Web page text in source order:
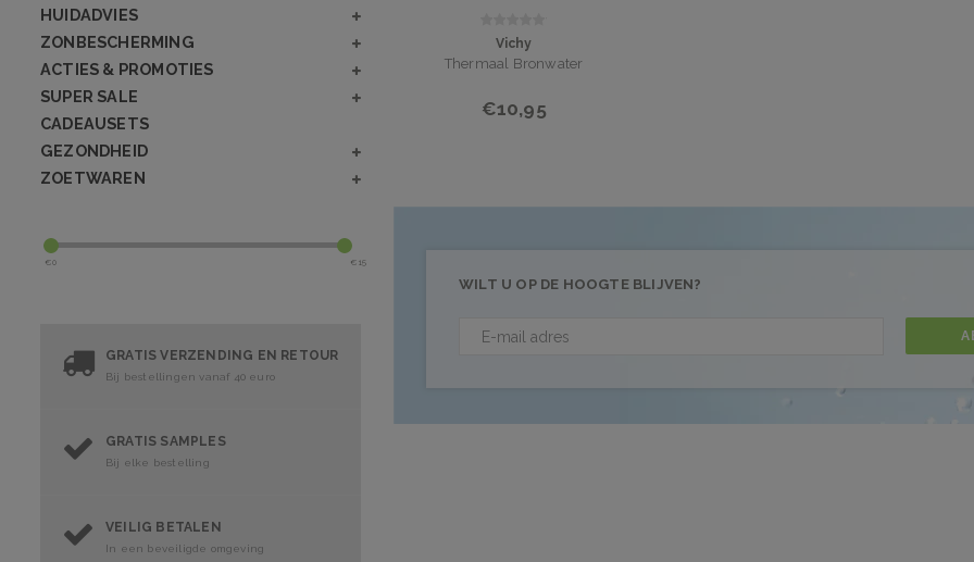
HUIDADVIES
ZONBESCHERMING
ACTIES & PROMOTIES
SUPER SALE
CADEAUSETS
GEZONDHEID
ZOETWAREN
€0 € 15
GRATIS VERZENDING EN RETOUR
Bij bestellingen vanaf 40 euro
GRATIS SAMPLES
Bij elke bestelling
VEILIG BETALEN
In een beveiligde omgeving
Vichy
Thermaal Bronwater
€10,95
WILT U OP DE HOOGTE BLIJVEN?